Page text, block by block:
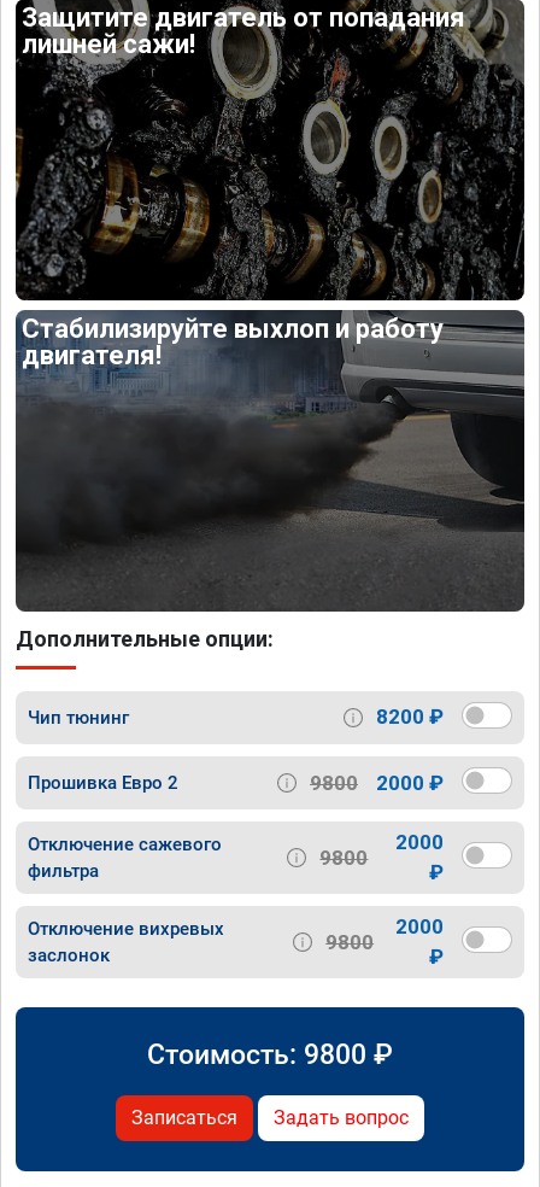
Защитите двигатель от попадания
лишней сажи!
Стабилизируйте выхлоп и работу
двигателя!
Дополнительные опции:
Чип тюнинг 8200 ₽
Прошивка Евро 2 9800 2000 ₽
Отключение сажевого
фильтра
9800
2000
₽
Отключение вихревых
заслонок
9800
2000
₽
Стоимость: 9800 ₽
Записаться Задать вопрос